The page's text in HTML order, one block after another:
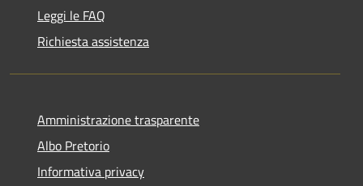
Leggi le FAQ
Richiesta assistenza
Amministrazione trasparente
Albo Pretorio
Informativa privacy